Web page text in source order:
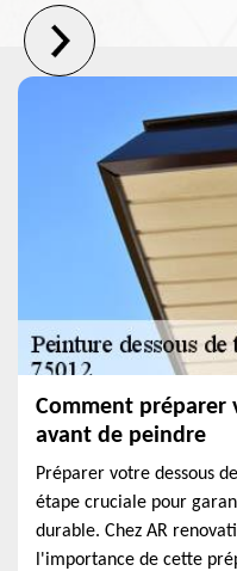
Comment préparer
avant de peindre
Préparer votre dessous
étape cruciale pour
durable. Chez AR
l'importance de cette